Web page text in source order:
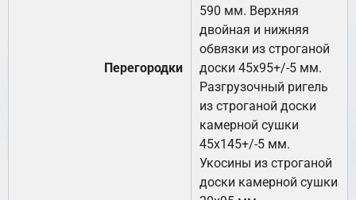
Перегородки
590 мм. Верхняя
двойная и нижняя
обвязки из строганой
доски 45х95+/-5 мм.
Разгрузочный ригель
из строганой доски
камерной сушки
45х145+/-5 мм.
Укосины из строганой
доски камерной сушки